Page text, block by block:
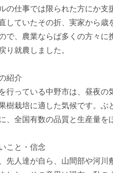
の仕事では限られた方にか支
していたその折、実家から歳
で、農業ならば多くの方々に
り就農しました。
紹介
行っている中野市は、昼夜の
樹栽培に適した気候です。ぶ
、全国有数の品質と生産量を
こと・信念
先人達が自ら、山間部や河川